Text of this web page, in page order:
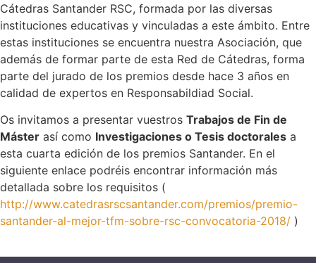
Cátedras Santander RSC, formada por las diversas
instituciones educativas y vinculadas a este ámbito. Entre
estas instituciones se encuentra nuestra Asociación, que
además de formar parte de esta Red de Cátedras, forma
parte del jurado de los premios desde hace 3 años en
calidad de expertos en Responsabildiad Social.
Os invitamos a presentar vuestros Trabajos de Fin de
Máster así como Investigaciones o Tesis doctorales a
esta cuarta edición de los premios Santander. En el
siguiente enlace podréis encontrar información más
detallada sobre los requisitos (
http://www.catedrasrscsantander.com/premios/premio-
santander-al-mejor-tfm-sobre-rsc-convocatoria-2018/ )